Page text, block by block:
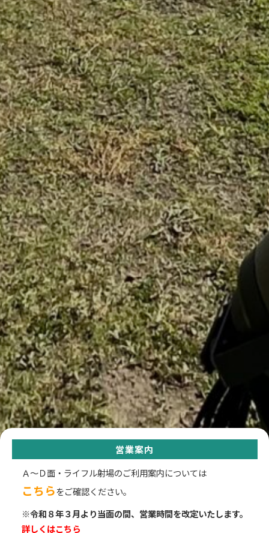
営業案内
Ａ～Ｄ面・ライフル射場のご利用案内については
こちらをご確認ください。
※令和８年３月より当面の間、営業時間を改定いたします。
詳しくはこちら